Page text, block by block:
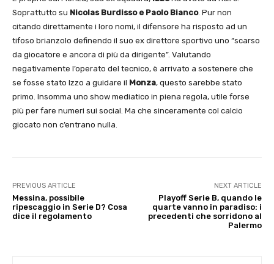
Soprattutto su Nicolas Burdisso e Paolo Bianco. Pur non
citando direttamente i loro nomi, il difensore ha risposto ad un
tifoso brianzolo definendo il suo ex direttore sportivo uno “scarso
da giocatore e ancora di più da dirigente”. Valutando
negativamente l’operato del tecnico, è arrivato a sostenere che
se fosse stato Izzo a guidare il Monza, questo sarebbe stato
primo. Insomma uno show mediatico in piena regola, utile forse
più per fare numeri sui social. Ma che sinceramente col calcio
giocato non c’entrano nulla.
PREVIOUS ARTICLE
Messina, possibile
ripescaggio in Serie D? Cosa
dice il regolamento
NEXT ARTICLE
Playoff Serie B, quando le
quarte vanno in paradiso: i
precedenti che sorridono al
Palermo